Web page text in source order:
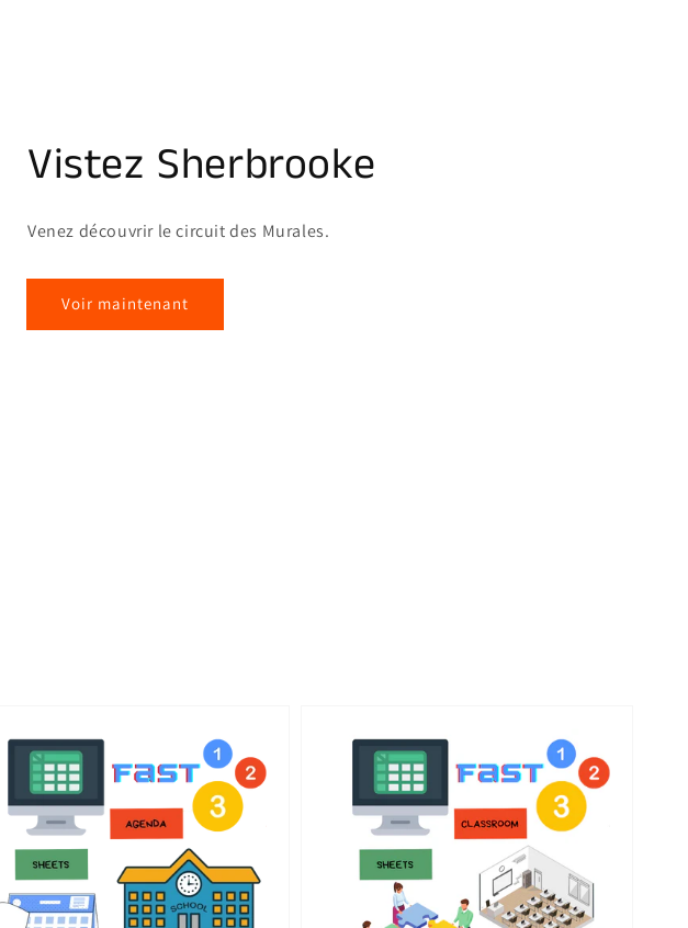
Vistez Sherbrooke
Venez découvrir le circuit des Murales.
Voir maintenant